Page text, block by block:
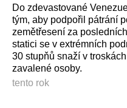
Do zdevastované
tým, aby podpořil pátrání
zemětřesení za
statici se v extrémních
30 stupňů snaží v
zavalené osoby.
tento rok